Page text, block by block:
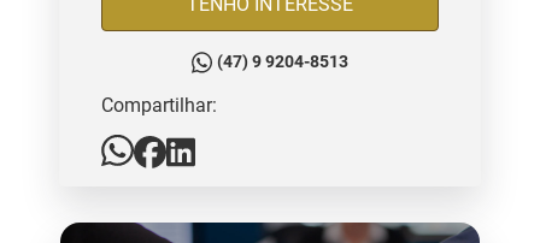
(47) 9 9204-8513
Compartilhar: